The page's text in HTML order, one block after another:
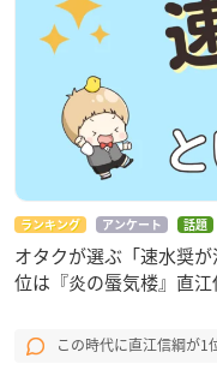
ランキング アンケート 話題
オタクが選ぶ「速水奨
位は『炎の蜃気楼』直江
この時代に直江信綱が